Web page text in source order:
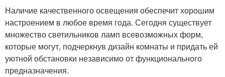
Наличие качественного освещения обеспечит хорошим
настроением в любое время года. Сегодня существует
множество светильников ламп всевозможных форм,
которые могут, подчеркнув дизайн комнаты и придать ей
уютной обстановки независимо от функционального
предназначения.